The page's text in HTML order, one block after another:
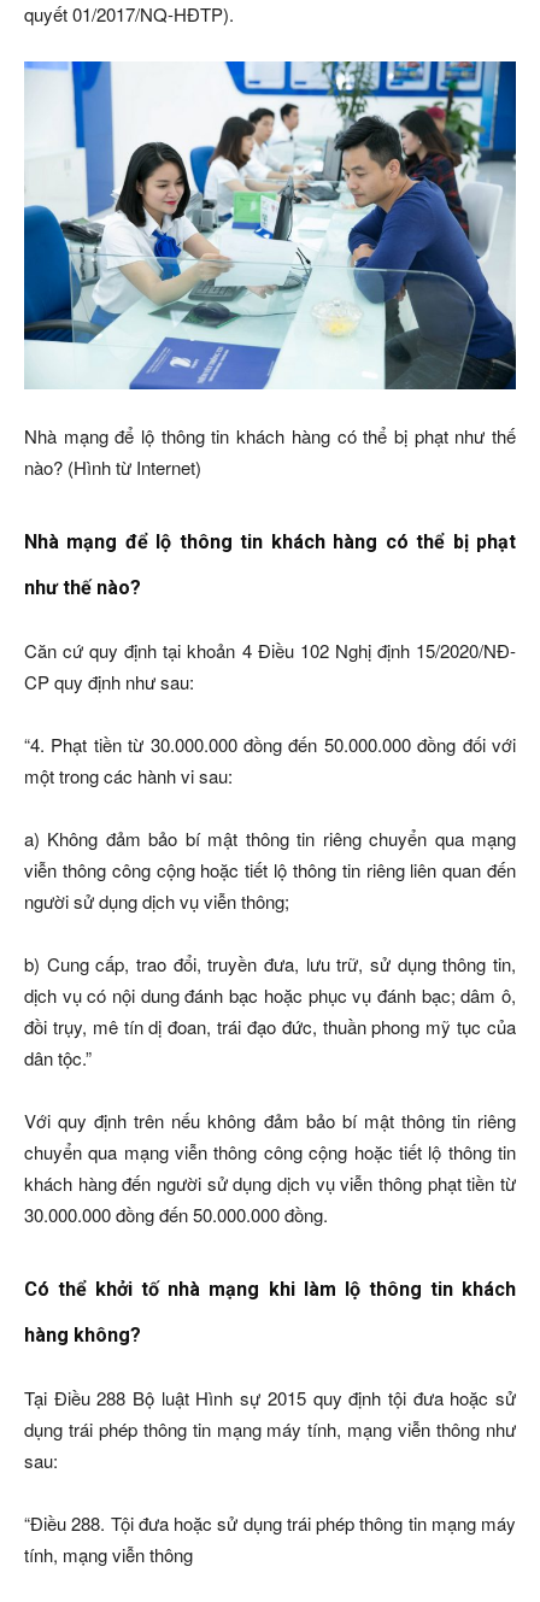
quyết 01/2017/NQ-HĐTP).
Nhà mạng để lộ thông tin khách hàng có thể bị phạt như thế
nào? (Hình từ Internet)
Nhà mạng để lộ thông tin khách hàng có thể bị phạt
như thế nào?
Căn cứ quy định tại khoản 4 Điều 102 Nghị định 15/2020/NĐ-
CP quy định như sau:
“4. Phạt tiền từ 30.000.000 đồng đến 50.000.000 đồng đối với
một trong các hành vi sau:
a) Không đảm bảo bí mật thông tin riêng chuyển qua mạng
viễn thông công cộng hoặc tiết lộ thông tin riêng liên quan đến
người sử dụng dịch vụ viễn thông;
b) Cung cấp, trao đổi, truyền đưa, lưu trữ, sử dụng thông tin,
dịch vụ có nội dung đánh bạc hoặc phục vụ đánh bạc; dâm ô,
đồi trụy, mê tín dị đoan, trái đạo đức, thuần phong mỹ tục của
dân tộc.”
Với quy định trên nếu không đảm bảo bí mật thông tin riêng
chuyển qua mạng viễn thông công cộng hoặc tiết lộ thông tin
khách hàng đến người sử dụng dịch vụ viễn thông phạt tiền từ
30.000.000 đồng đến 50.000.000 đồng.
Có thể khởi tố nhà mạng khi làm lộ thông tin khách
hàng không?
Tại Điều 288 Bộ luật Hình sự 2015 quy định tội đưa hoặc sử
dụng trái phép thông tin mạng máy tính, mạng viễn thông như
sau:
“Điều 288. Tội đưa hoặc sử dụng trái phép thông tin mạng máy
tính, mạng viễn thông